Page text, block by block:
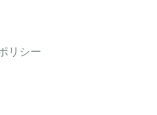
リシー